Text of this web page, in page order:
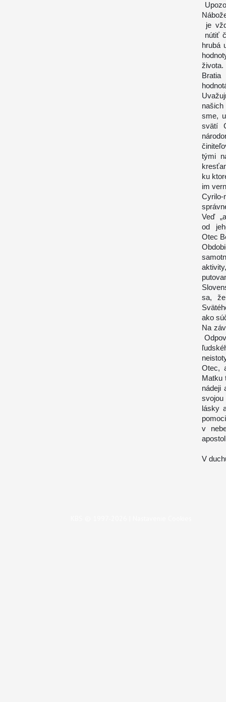
je
nútiť
hrubá
sme,
svätí
tými
ku
im
Cyrilo-
Veď
od
Otec
sa,
ako
Na
Otec,
Matku
nádeji
lásky
v
V